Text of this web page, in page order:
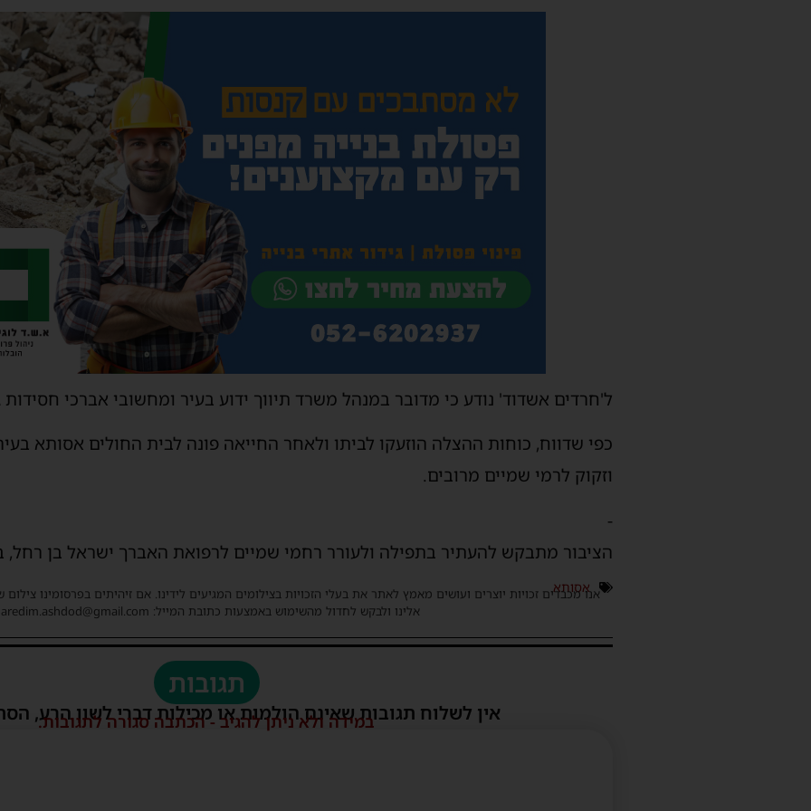
ל'חרדים אשדוד' נודע כי מדובר במנהל משרד תיווך ידוע בעיר ומחשובי אברכי חסידות
כפי שדווח, כוחות ההצלה הוזעקו לביתו ולאחר החייאה פונה לבית החולים אסותא
וזקוק לרמי שמיים מרובים.
-
הציבור מתבקש להעתיר בתפילה ולעורר רחמי שמיים לרפואת האברך ישראל בן רחל,
אסותא
אנו מכבדים זכויות יוצרים ועושים מאמץ לאתר את בעלי הזכויות בצילומים המגיעים לידינו. אם זיהיתים בפרסומינו
אלינו ולבקש לחדול מהשימוש באמצעות כתובת המייל: haredim.ashdod@gmail.com
תגובות
אין לשלוח תגובות שאינם הולמות או מכילות דברי לשון הרע,
במידה ולא ניתן להגיב - הכתבה סגורה לתגובות.